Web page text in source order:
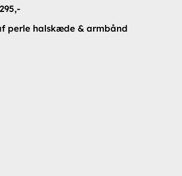
perle halskæde & armbånd